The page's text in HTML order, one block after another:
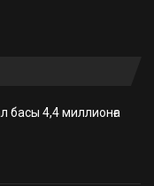
4,4 миллионға